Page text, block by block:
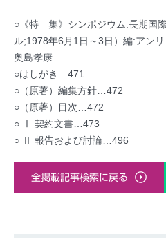
○《特 集》シンポジウム:長期国
ル;1978年6月1日～3日）編:アン
奥島孝康
○はしがき…471
○（原著）編集方針…472
○（原著）目次…472
○ Ⅰ 契約文書…473
○ Ⅱ 報告および討論…496
全掲載記事検索に戻る